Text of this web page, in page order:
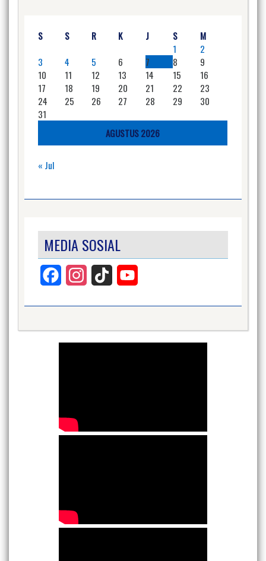
AGUSTUS 2026
S S R K J S
M
1
2
3
4 5 6 7 8
9
10
11 12 13 14 15
16
17
18 19 20 21 22
23
24
25 26 27 28 29
30
31
« Jul
MEDIA SOSIAL
Facebook InstagramTikTok